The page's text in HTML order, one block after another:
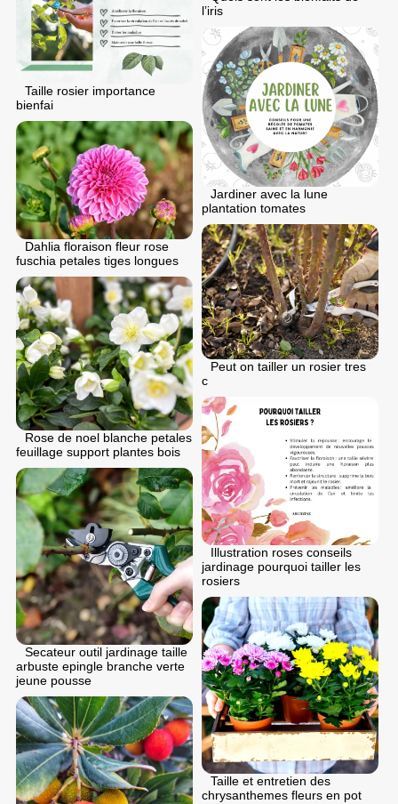
l’iris
Taille rosier importance
bienfai
Jardiner avec la lune
plantation tomates
Dahlia floraison fleur rose
fuschia petales tiges longues
Peut on tailler un rosier tres
c
Rose de noel blanche petales
feuillage support plantes bois
Illustration roses conseils
jardinage pourquoi tailler les
rosiers
Secateur outil jardinage taille
arbuste epingle branche verte
jeune pousse
Taille et entretien des
chrysanthemes fleurs en pot